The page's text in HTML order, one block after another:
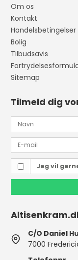
Om os
Kontakt
Handelsbetingelser
Bolig
Tilbudsavis
Sitemap
Tilmeld dig
Jeg vil
C/O Daniel
7000